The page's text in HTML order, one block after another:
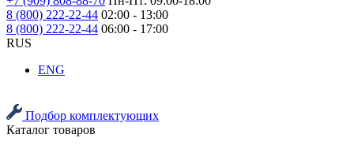
8 (800) 222-22-44 02:00 - 13:00
8 (800) 222-22-44 06:00 - 17:00
RUS
ENG
Подбор комплектующих
Каталог товаров